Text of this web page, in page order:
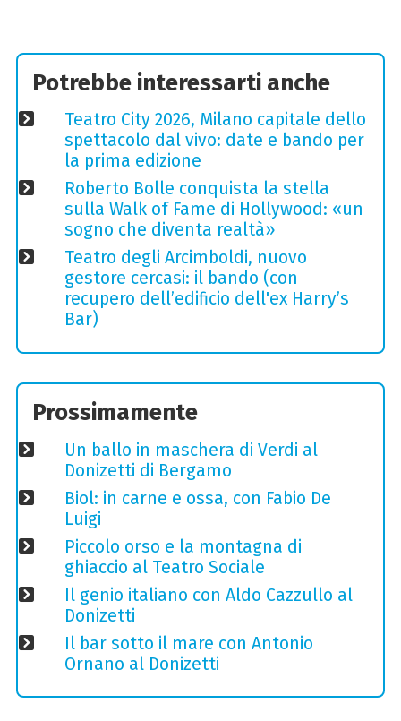
Potrebbe interessarti anche
Teatro City 2026, Milano capitale dello
spettacolo dal vivo: date e bando per
la prima edizione
Roberto Bolle conquista la stella
sulla Walk of Fame di Hollywood: «un
sogno che diventa realtà»
Teatro degli Arcimboldi, nuovo
gestore cercasi: il bando (con
recupero dell’edificio dell'ex Harry’s
Bar)
Prossimamente
Un ballo in maschera di Verdi al
Donizetti di Bergamo
Biol: in carne e ossa, con Fabio De
Luigi
Piccolo orso e la montagna di
ghiaccio al Teatro Sociale
Il genio italiano con Aldo Cazzullo al
Donizetti
Il bar sotto il mare con Antonio
Ornano al Donizetti